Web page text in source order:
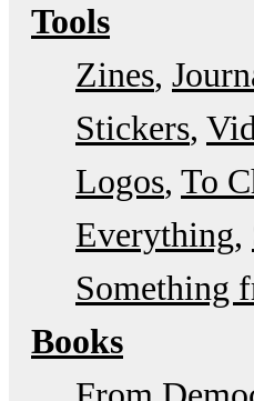
Tools
Zines
Stickers
Logos To
Everything
Something
Books